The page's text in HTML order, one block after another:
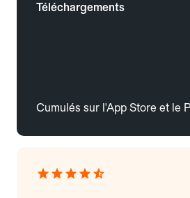
Téléchargements
Cumulés sur l'App Store et le